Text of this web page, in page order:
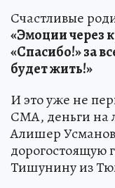
Счастливые
«Эмоции через
«Спасибо!» за
будет жить!»
И это уже не
СМА, деньги на
Алишер
дорогостоящую
Тишунину из